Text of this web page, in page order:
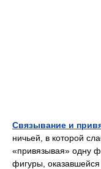
Связывание и
ничьей, в которой
«привязывая» одну
фигуры,